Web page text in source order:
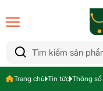
Trang chủ Tin tức Thông